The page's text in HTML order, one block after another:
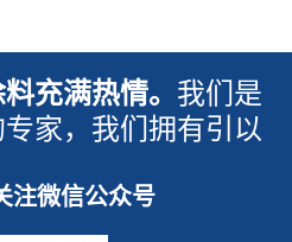
充满热情。 我们是
家，我们拥有引以
注微信公众号